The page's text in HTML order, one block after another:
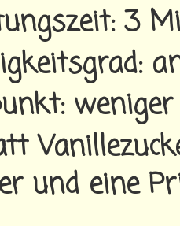
3
und eine